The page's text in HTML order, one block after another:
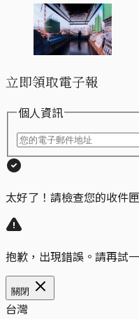
立即領取電子報
個人資訊
太好了！請檢查您的收件
抱歉，出現錯誤。請再試
關閉
台灣